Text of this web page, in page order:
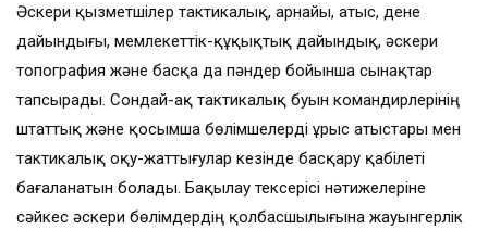
Әскери қызметшілер тактикалық, арнайы, атыс, дене
дайындығы, мемлекеттік-құқықтық дайындық, әскери
топография және басқа да пәндер бойынша сынақтар
тапсырады. Сондай-ақ тактикалық буын командирлерінің
штаттық және қосымша бөлімшелерді ұрыс атыстары мен
тактикалық оқу-жаттығулар кезінде басқару қабілеті
бағаланатын болады. Бақылау тексерісі нәтижелеріне
сәйкес әскери бөлімдердің қолбасшылығына жауынгерлік